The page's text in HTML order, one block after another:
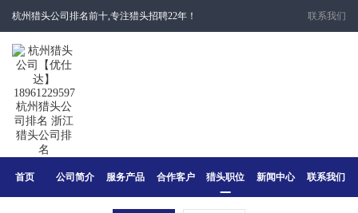
杭州猎头公司排名前十,专注猎头招聘22年！ 联系我们
首页 公司简介 服务产品 合作客户 猎头职位 新闻中心 联系我们